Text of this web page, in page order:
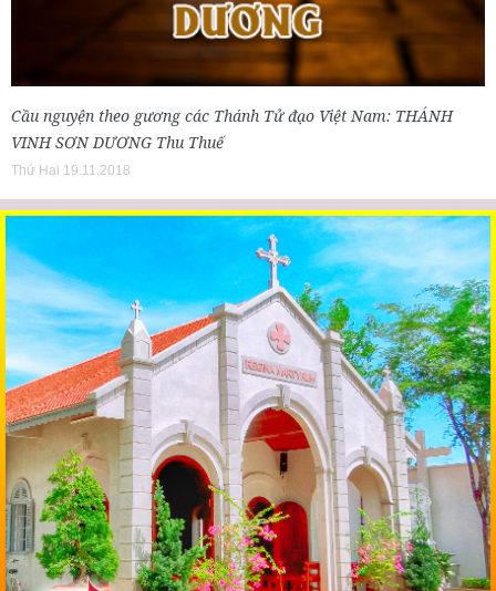
Cầu nguyện theo gương các Thánh Tử đạo Việt Nam: THÁNH
VINH SƠN DƯƠNG Thu Thuế
Thứ Hai 19.11.2018